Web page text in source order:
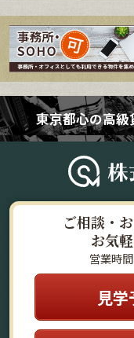
東京都心の高
ご相談・
お気
営業時
見